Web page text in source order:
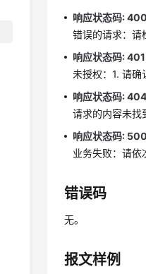
响应状态码: 400
错误的请求：请
响应状态码: 401
未授权：1. 请确
响应状态码: 404
请求的内容未找
响应状态码: 500
业务失败：请依
错误码
无。
报文样例